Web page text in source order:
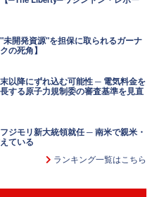
開発資源"を担保に取られるガーナ
の死角】
以降にずれ込む可能性 ─ 電気料金を
する原子力規制委の審査基準を見直
ジモリ新大統領就任 ─ 南米で親米・
ている
ランキング一覧はこちら